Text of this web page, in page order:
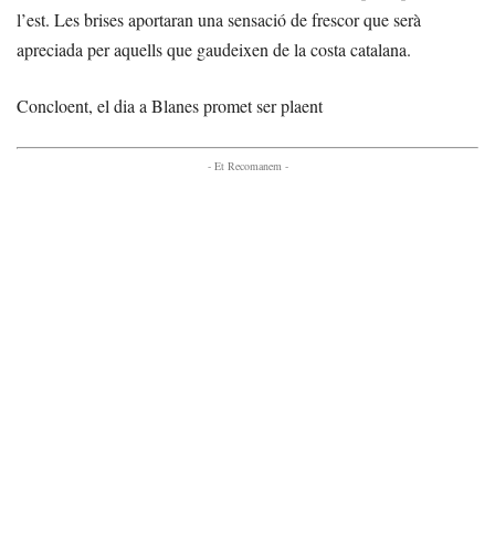
l’est. Les brises aportaran una sensació de frescor que serà
apreciada per aquells que gaudeixen de la costa catalana.
Concloent, el dia a Blanes promet ser plaent
- Et Recomanem -